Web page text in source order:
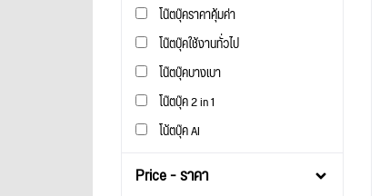
โน๊ตบุ๊คราคาคุ้มค่า
โน๊ตบุ๊คใช้งานทั่วไป
โน๊ตบุ๊คบางเบา
โน๊ตบุ๊ค 2 in 1
โน้ตบุ๊ค AI
Price - ราคา